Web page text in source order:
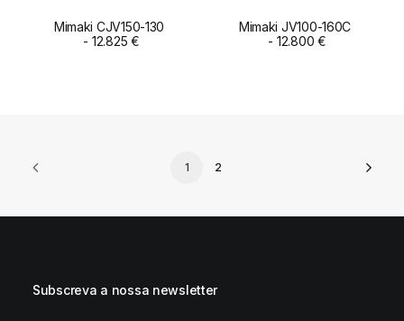
ADD TO CART
Mimaki CJV150-130
12.825€ ADD TO CART
Mimaki JV100-160C
12.800€
1 2
Subscreva a nossa newsletter